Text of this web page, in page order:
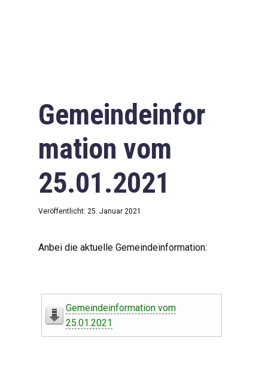
Gemeindeinfor
mation vom
25.01.2021
Veröffentlicht: 25. Januar 2021
Anbei die aktuelle Gemeindeinformation:
Gemeindeinformation vom
25.01.2021